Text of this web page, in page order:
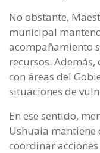
No obstante,
municipal
acompañamiento
recursos.
con áreas del
situaciones de
En ese sentido,
Ushuaia mantiene
coordinar